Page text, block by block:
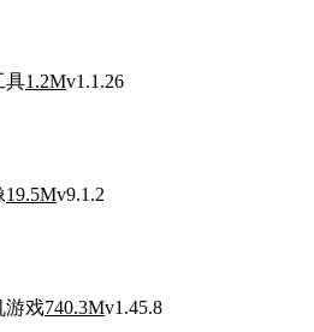
具1.2Mv1.1.26
19.5Mv9.1.2
游戏740.3Mv1.45.8